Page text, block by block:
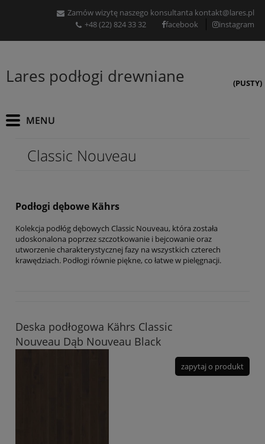
Zamów wizytę naszego konsultanta kontakt@lares.pl
+48 (22) 824 33 32
facebook instagram
Lares podłogi drewniane (PUSTY)
Classic Nouveau
Podłogi dębowe Kährs
Kolekcja podłóg dębowych Classic Nouveau, która została
udoskonalona poprzez szczotkowanie i bejcowanie oraz
utworzenie charakterystycznej fazy na wszystkich czterech
krawędziach. Podłogi równie piękne, co łatwe w pielęgnacji.
Deska podłogowa Kährs Classic
Nouveau Dąb Nouveau Black
zapytaj o produkt